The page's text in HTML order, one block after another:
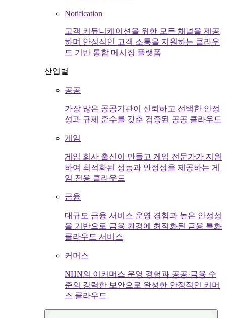
Notification
고객 커뮤니케이션을 위한 모든 채널을 제공
하며 안정적인 고객 소통을 지원하는 클라우
드 기반 통합 메시징 플랫폼
산업별
공공
가장 많은 공공기관이 신뢰하고 선택한 안정
성과 규제 준수를 갖춘 검증된 공공 클라우드
게임
게임 회사 출신이 만들고 게임 전문가가 지원
하여 최적화된 성능과 안정성을 제공하는 게
임 전용 클라우드
금융
대규모 금융 서비스 운영 경험과 높은 안정성
을 기반으로 금융 환경에 최적화된 금융 특화
클라우드 서비스
커머스
NHN의 이커머스 운영 경험과 공공·금융 수
준의 강력한 보안으로 완성한 안정적인 커머
스 클라우드